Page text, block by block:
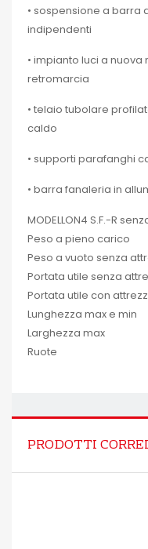
• sospensione a barra
indipendenti
• impianto luci a
retromarcia
• telaio tubolare
caldo
• supporti parafanghi
• barra fanaleria in
MODELLON4 S.F.-R
Peso a pieno carico
Peso a vuoto senza
Portata utile senza
Portata utile con
Lunghezza max e min
Larghezza max
Ruote
PRODOTTI